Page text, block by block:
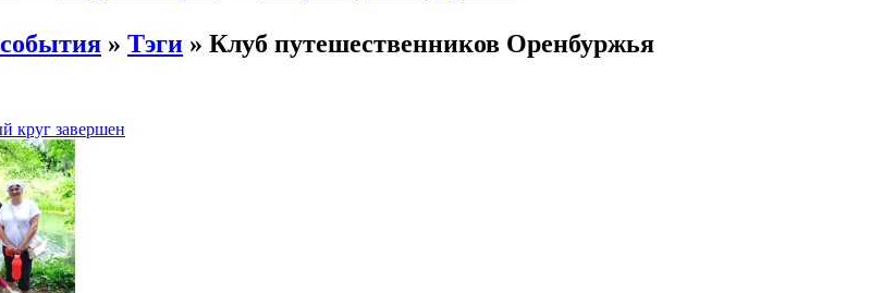
» Тэги » Клуб путешественников Оренбуржья
круг завершен